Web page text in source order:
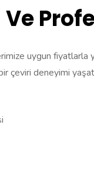
Ve
uygun fiyatlarla
çeviri deneyimi